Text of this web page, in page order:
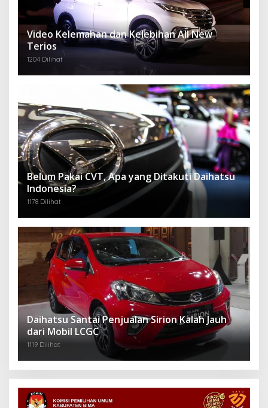
Video Kelemahan dan Kelebihan All New
Terios
1204 Dilihat
Belum Pakai CVT, Apa yang Ditakuti Daihatsu
Indonesia?
1178 Dilihat
Daihatsu Santai Penjualan Sirion Kalah Jauh
dari Mobil LCGC
1119 Dilihat